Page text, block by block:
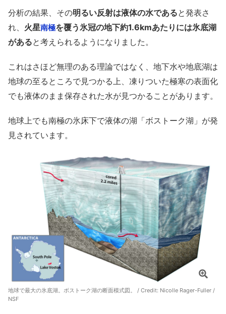
分析の結果、その明るい反射は液体の水であると発表さ
れ、 火星南極を覆う氷冠の地下約1.6kmあたりには氷底湖
があると考えられるようになりました。
これはさほど無理のある理論ではなく、地下水や地底湖は
地球の至るところで見つかる上、凍りついた極寒の表面化
でも液体のまま保存された水が見つかることがあります。
地球上でも南極の氷床下で液体の湖「ボストーク湖」が発
見されています。
地球で最大の氷底湖。ボストーク湖の断面模式図。 / Credit: Nicolle Rager-Fuller /
NSF